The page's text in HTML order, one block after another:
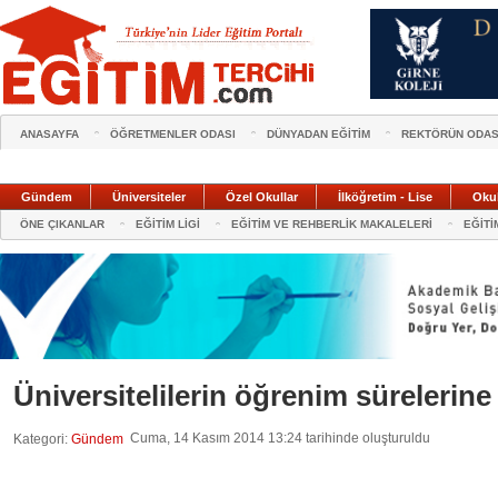
ANASAYFA ÖĞRETMENLER ODASI DÜNYADAN EĞİTİM REKTÖRÜN
Gündem Üniversiteler Özel Okullar İlköğretim - Lise
ÖNE ÇIKANLAR EĞİTİM LİGİ EĞİTİM VE REHBERLİK MAKALELERİ
Üniversitelilerin öğrenim sürelerine
Kategori: Gündem Cuma, 14 Kasım 2014 13:24 tarihinde oluşturuldu